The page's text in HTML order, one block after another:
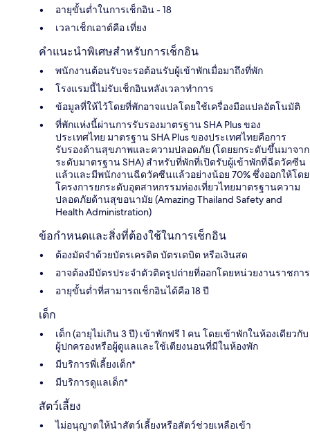
อายุขั้นต่ำในการเช็กอิน - 18
เวลาเช็กเอาต์คือ เที่ยง
คำแนะนำพิเศษสำหรับการเช็กอิน
พนักงานต้อนรับจะรอต้อนรับผู้เข้าพักเมื่อมาถึงที่พัก
โรงแรมนี้ไม่รับเช็กอินหลังเวลาทำการ
ข้อมูลที่ให้ไว้โดยที่พักอาจแปลโดยใช้เครื่องมือแปลอัตโนมัติ
ที่พักแห่งนี้ผ่านการรับรองมาตรฐาน SHA Plus ของ
ประเทศไทย มาตรฐาน SHA Plus ของประเทศไทยคือการ
รับรองด้านสุขภาพและความปลอดภัย (โดยยกระดับขึ้นมาจาก
ระดับมาตรฐาน SHA) สำหรับที่พักที่เปิดรับผู้เข้าพักที่ฉีดวัคซีน
แล้วและมีพนักงานฉีดวัคซีนแล้วอย่างน้อย 70% ซึ่งออกให้โดย
โครงการยกระดับอุตสาหกรรมท่องเที่ยวไทยมาตรฐานความ
ปลอดภัยด้านสุขอนามัย (Amazing Thailand Safety and
Health Administration)
ข้อกำหนดและสิ่งที่ต้องใช้ในการเช็กอิน
ต้องมัดจำด้วยบัตรเครดิต บัตรเดบิต หรือเงินสด
อาจต้องมีบัตรประจำตัวติดรูปถ่ายที่ออกโดยหน่วยงานราชการ
อายุขั้นต่ำที่สามารถเช็กอินได้คือ 18 ปี
เด็ก
เด็ก (อายุไม่เกิน 3 ปี) เข้าพักฟรี 1 คน โดยเข้าพักในห้องเดียวกับ
ผู้ปกครองหรือผู้ดูแลและใช้เตียงนอนที่มีในห้องพัก
มีบริการพี่เลี้ยงเด็ก*
มีบริการดูแลเด็ก*
สัตว์เลี้ยง
ไม่อนุญาตให้นำสัตว์เลี้ยงหรือสัตว์ช่วยเหลือเข้า